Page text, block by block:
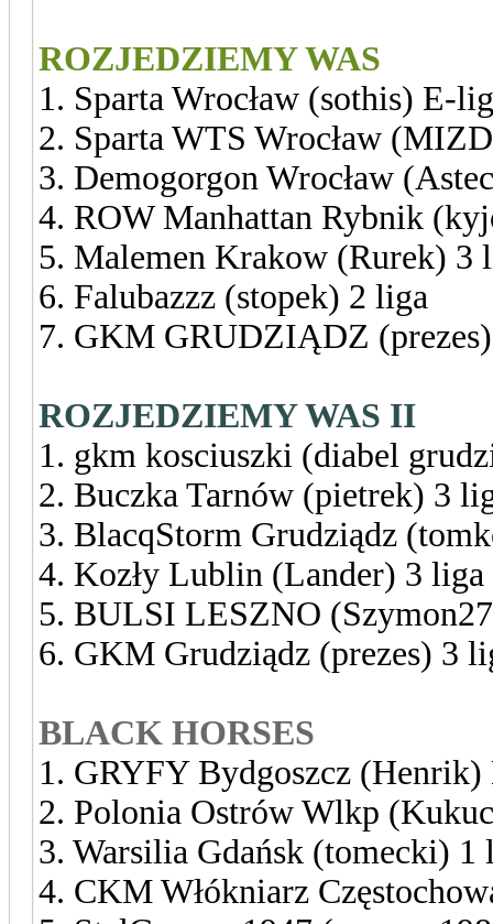
ROZJEDZIEMY WAS
1. Sparta Wrocław (sothis) E-
2. Sparta WTS Wrocław
3. Demogorgon Wrocław
4. ROW Manhattan Rybnik
5. Malemen Krakow (Rurek) 3
6. Falubazzz (stopek) 2 liga
7. GKM GRUDZIĄDZ
ROZJEDZIEMY WAS II
1. gkm kosciuszki (diabel
2. Buczka Tarnów (pietrek) 3
3. BlacqStorm Grudziądz
4. Kozły Lublin (Lander) 3 liga
5. BULSI LESZNO
6. GKM Grudziądz (prezes) 3
BLACK HORSES
1. GRYFY Bydgoszcz (Henrik)
2. Polonia Ostrów Wlkp
3. Warsilia Gdańsk (tomecki) 1
4. CKM Włókniarz